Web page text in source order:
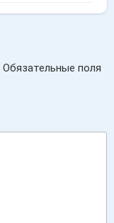
Обязательные поля